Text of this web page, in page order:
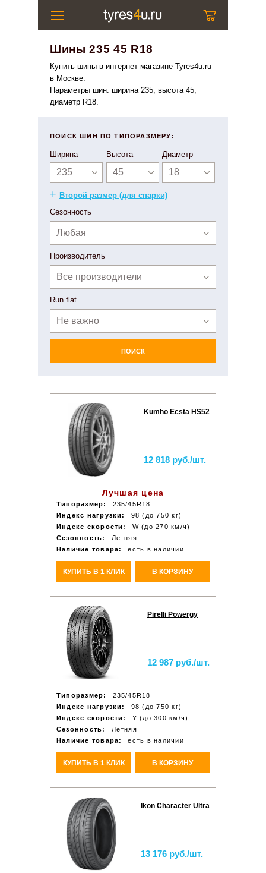
Шины 235 45 R18
Купить шины в интернет магазине Tyres4u.ru
в Москве.
Параметры шин: ширина 235; высота 45;
диаметр R18.
ПОИСК ШИН ПО ТИПОРАЗМЕРУ:
Ширина
235
Высота
45
Диаметр
18
+ Второй размер (для спарки)
Сезонность
Любая
Производитель
Все производители
Run flat
Не важно
ПОИСК
Kumho Ecsta HS52
12 818 руб./шт.
Лучшая цена
Типоразмер:
235/45R18
Индекс нагрузки:
98 (до 750 кг)
Индекс скорости:
W (до 270 км/ч)
Сезонность:
Летняя
Наличие товара:
есть в наличии
КУПИТЬ В 1 КЛИК В КОРЗИНУ
Pirelli Powergy
12 987 руб./шт.
Типоразмер:
235/45R18
Индекс нагрузки:
98 (до 750 кг)
Индекс скорости:
Y (до 300 км/ч)
Сезонность:
Летняя
Наличие товара:
есть в наличии
КУПИТЬ В 1 КЛИК В КОРЗИНУ
Ikon Character Ultra
13 176 руб./шт.